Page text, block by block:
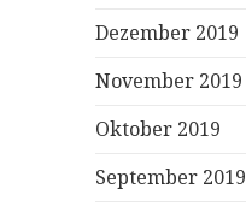
Dezember 2019
November 2019
Oktober 2019
September 2019